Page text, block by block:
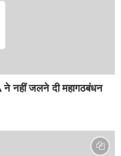
जलने दी महागठबंधन